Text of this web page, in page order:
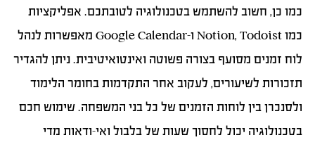
כמו כן, חשוב להשתמש בטכנולוגיה לטובתכם. אפליקציות
כמו Notion, Todoist ו-Google Calendar מאפשרות לנהל
לוח זמנים מסועף בצורה פשוטה ואינטואיטיבית. ניתן להגדיר
תזכורות לשיעורים, לעקוב אחר התקדמות בחומר הלימוד
ולסנכרן בין לוחות הזמנים של כל בני המשפחה. שימוש חכם
בטכנולוגיה יכול לחסוך שעות של בלבול ואי-ודאות מדי